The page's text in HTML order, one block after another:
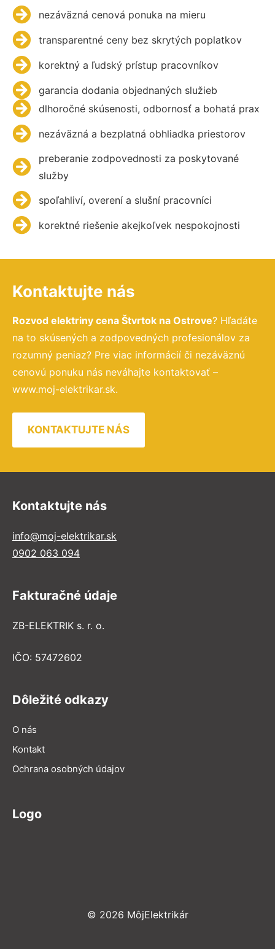
nezáväzná cenová ponuka na mieru
transparentné ceny bez skrytých poplatkov
korektný a ľudský prístup pracovníkov
garancia dodania objednaných služieb
dlhoročné skúsenosti, odbornosť a bohatá prax
nezáväzná a bezplatná obhliadka priestorov
preberanie zodpovednosti za poskytované
služby
spoľahliví, overení a slušní pracovníci
korektné riešenie akejkoľvek nespokojnosti
Kontaktujte nás
Rozvod elektriny cena Štvrtok na Ostrove? Hľadáte
na to skúsených a zodpovedných profesionálov za
rozumný peniaz? Pre viac informácií či nezáväznú
cenovú ponuku nás neváhajte kontaktovať –
www.moj-elektrikar.sk.
KONTAKTUJTE NÁS
Kontaktujte nás
info@moj-elektrikar.sk
0902 063 094
Fakturačné údaje
ZB-ELEKTRIK s. r. o.
IČO: 57472602
Dôležité odkazy
O nás
Kontakt
Ochrana osobných údajov
Logo
© 2026 MôjElektrikár